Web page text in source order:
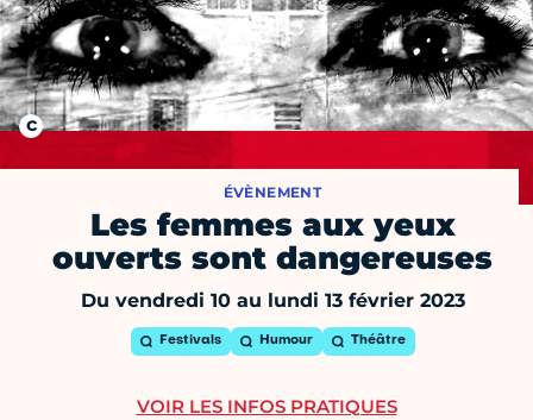
ÉVÈNEMENT
Les femmes aux yeux
ouverts sont dangereuses
Du vendredi 10 au lundi 13 février 2023
Festivals Humour Théâtre
VOIR LES INFOS PRATIQUES